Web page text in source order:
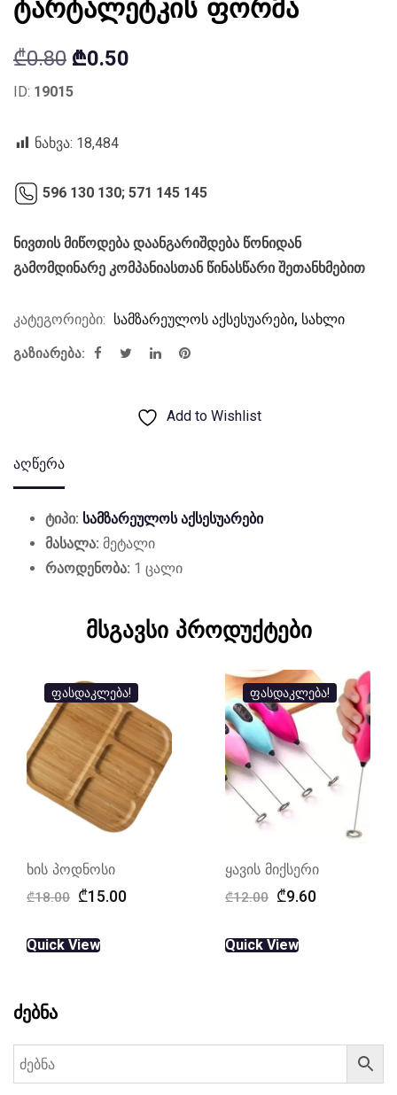
ტარტალეტკის ფორმა
₾0.80 Original
price
₾0.80.
₾0.50
ID: 19015
ნახვა: 18,484
596 130 130; 571 145 145
ნივთის მიწოდება დაანგარიშდება წონიდან
გამომდინარე კომპანიასთან წინასწარი შეთანხმებით
კატეგორიები: სამზარეულოს აქსესუარები, სახლი
გაზიარება:
Add to Wishlist
აღწერა
ტიპი: სამზარეულოს აქსესუარები
მასალა: მეტალი
რაოდენობა: 1 ცალი
მსგავსი პროდუქტები
ფასდაკლება!
ხის პოდნოსი
₾18.00 Original
was:
₾18.00.
₾15.00Current
Quick View
ფასდაკლება!
ყავის მიქსერი
₾12.00 Original
was:
₾12.00.
₾9.60Current
Quick View
ძებნა